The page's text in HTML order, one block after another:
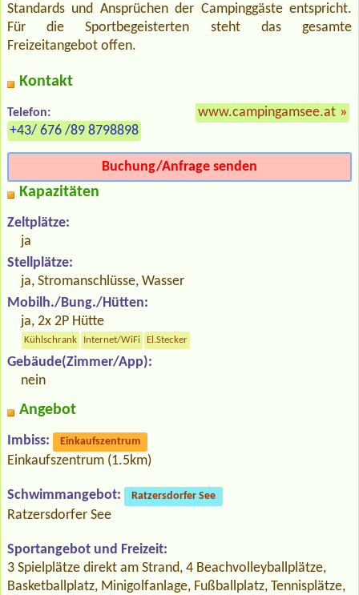
Standards und Ansprüchen der Campinggäste entspricht.
Für die Sportbegeisterten steht das gesamte
Freizeitangebot offen.
Kontakt
Telefon:
+43/ 676 /89 8798898
www.campingamsee.at »
Buchung/Anfrage senden
Kapazitäten
Zeltplätze:
ja
Stellplätze:
ja, Stromanschlüsse, Wasser
Mobilh./Bung./Hütten:
ja, 2x 2P Hütte
Kühlschrank Internet/WiFi El.Stecker
Gebäude(Zimmer/App):
nein
Angebot
Imbiss: Einkaufszentrum
Einkaufszentrum (1.5km)
Schwimmangebot: Ratzersdorfer See
Ratzersdorfer See
Sportangebot und Freizeit:
3 Spielplätze direkt am Strand, 4 Beachvolleyballplätze,
Basketballplatz, Minigolfanlage, Fußballplatz, Tennisplätze,